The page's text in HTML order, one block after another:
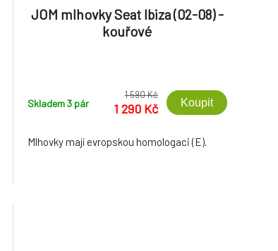
JOM mlhovky Seat Ibiza (02-08) -
kouřové
Skladem 3 pár
1 590 Kč
1 290 Kč Koupit
Mlhovky mají evropskou homologaci (E).